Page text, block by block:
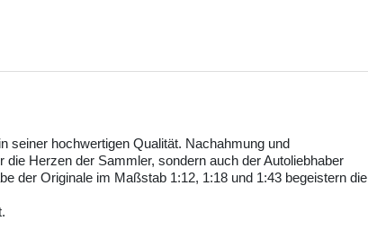
seiner hochwertigen Qualität. Nachahmung und
Herzen der Sammler, sondern auch der Autoliebhaber
der Originale im Maßstab 1:12, 1:18 und 1:43 begeistern die